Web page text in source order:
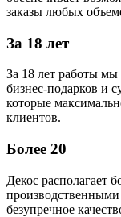
заказы любых
За 18 лет
За 18 лет работы мы
бизнес-подарков и
которые
клиентов.
Более 20
Декос располагает
производственными
безупречное